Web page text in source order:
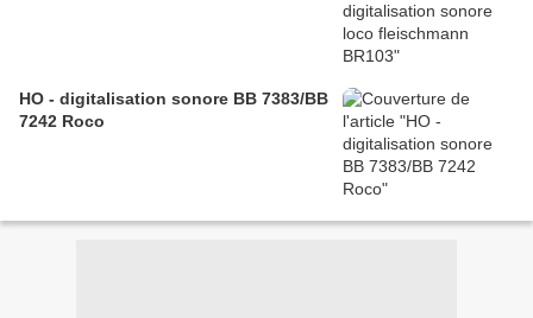
HO - digitalisation sonore BB 7383/BB
7242 Roco